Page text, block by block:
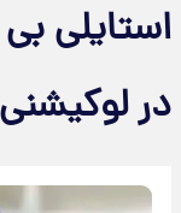
استایلی
در